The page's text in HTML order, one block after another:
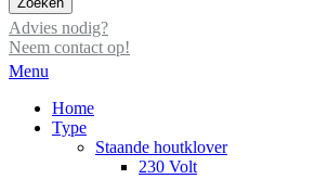
Advies nodig?
Neem contact op!
Menu
Home
Type
Staande houtklover
230 Volt